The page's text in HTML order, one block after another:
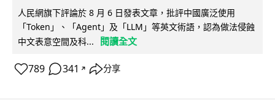
人民網旗下評論於 8 月 6 日發表文章，批評中國廣泛使用
「Token」、「Agent」及「LLM」等英文術語，認為做法侵蝕
中文表意空間及科...
閱讀全文
789 341 ↗ 分享